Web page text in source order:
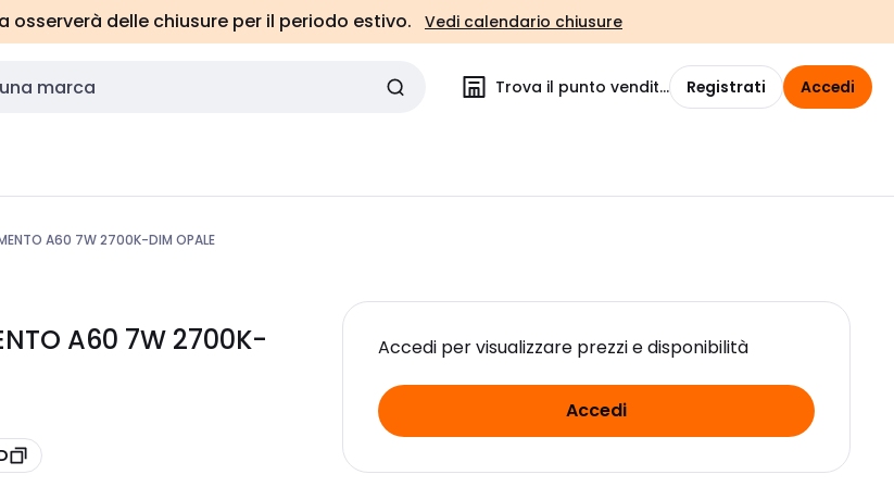
osserverà delle chiusure per il periodo estivo. Vedi calendario chiusure
Trova il punto vendita Registrati Accedi
A60 7W 2700K-DIM OPALE
A60 7W 2700K-
Accedi per visualizzare prezzi e disponibilità
Accedi